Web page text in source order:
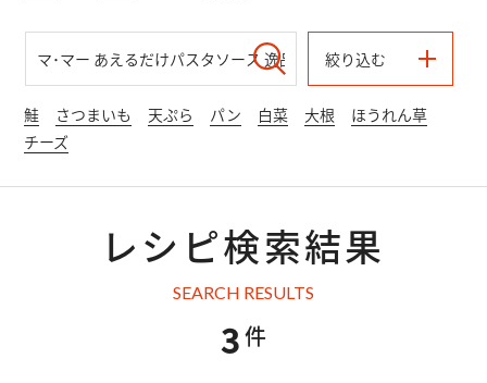
絞り込む
鮭 さつまいも 天ぷら パン 白菜 大根
ほうれん草
チーズ
レシピ検索結果
SEARCH RESULTS
3件